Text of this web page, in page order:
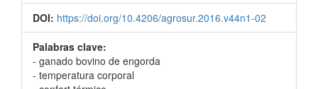
DOI: https://doi.org/10.4206/agrosur.2016.v44n1-02
Palabras clave:
- ganado bovino de engorda
- temperatura corporal